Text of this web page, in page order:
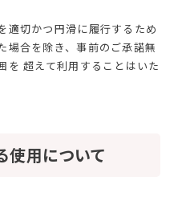
適切かつ円滑に履行するため
合を除き、事前のご承諾無
を 超えて利用することはいた
使用について